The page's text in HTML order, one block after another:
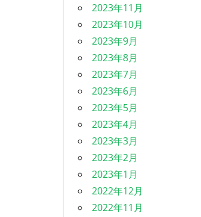
2023年11月
2023年10月
2023年9月
2023年8月
2023年7月
2023年6月
2023年5月
2023年4月
2023年3月
2023年2月
2023年1月
2022年12月
2022年11月